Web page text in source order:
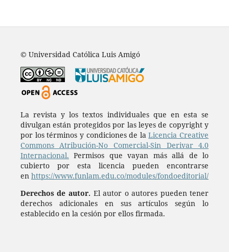
© Universidad Católica Luis Amigó
La revista y los textos individuales que en esta se
divulgan están protegidos por las leyes de copyright y
por los términos y condiciones de laLicencia Creative
Commons Atribución-No Comercial-Sin Derivar 4.0
Internacional. Permisos que vayan más allá de lo
cubierto por esta licencia pueden encontrarse
en https://www.funlam.edu.co/modules/fondoeditorial/
Derechos de autor. El autor o autores pueden tener
derechos adicionales en sus artículos según lo
establecido en la cesión por ellos firmada.